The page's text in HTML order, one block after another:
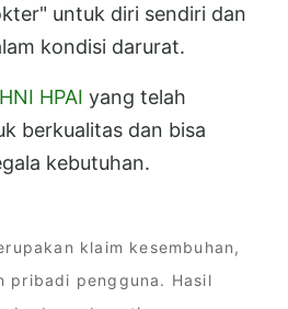
untuk diri sendiri dan
kondisi darurat.
HPAI yang telah
berkualitas dan bisa
kebutuhan.
klaim kesembuhan,
pribadi pengguna. Hasil